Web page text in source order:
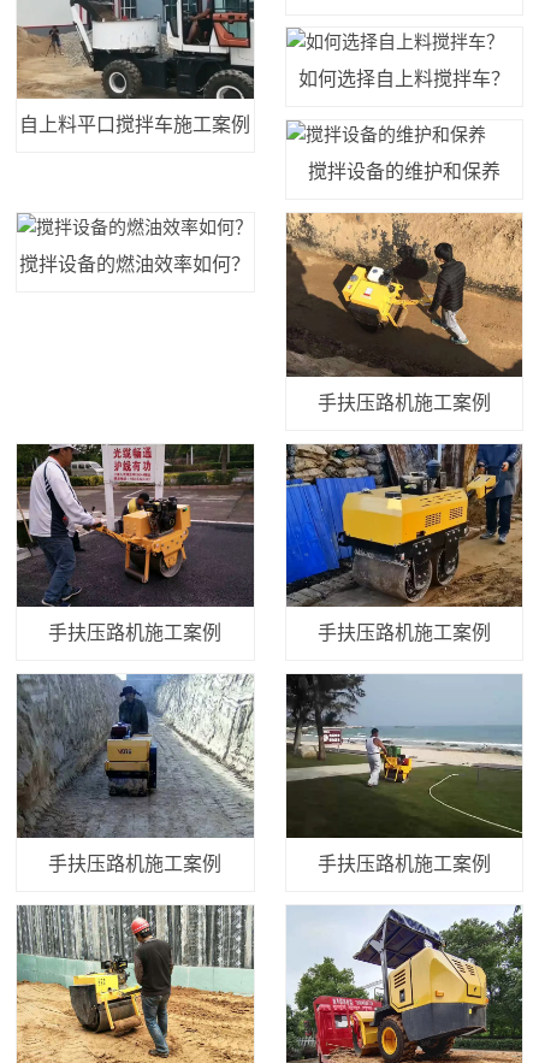
自上料平口搅拌车施工案例
如何选择自上料搅拌车？
搅拌设备的维护和保养
搅拌设备的燃油效率如何？
手扶压路机施工案例
手扶压路机施工案例 手扶压路机施工案例
手扶压路机施工案例 手扶压路机施工案例